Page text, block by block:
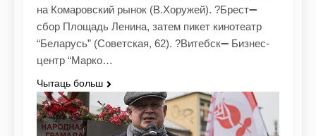
на Комаровский рынок (В.Хоружей). ?Брест➖
сбор Площадь Ленина, затем пикет кинотеатр
“Беларусь” (Советская, 62). ?Витебск➖ Бизнес-
центр “Марко…
Чытаць больш